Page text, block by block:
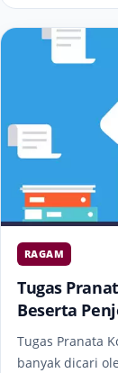
RAGAM
Tugas
Beserta
Tugas Pranata
banyak dicari